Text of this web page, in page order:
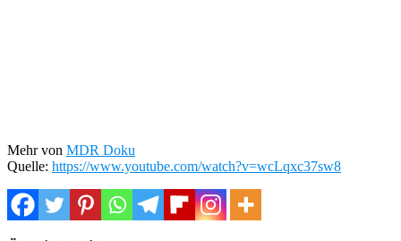
Mehr von MDR Doku
Quelle: https://www.youtube.com/watch?v=wcLqxc37sw8